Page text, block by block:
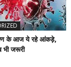
के आज ये रहे आंकड़े,
जरूरी